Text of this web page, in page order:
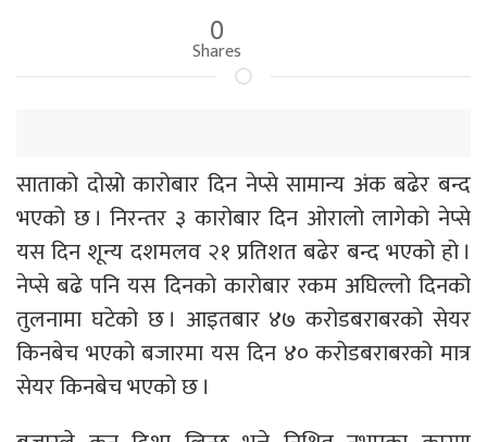
0
Shares
साताको दोस्रो कारोबार दिन नेप्से सामान्य अंक बढेर बन्द
भएको छ । निरन्तर ३ कारोबार दिन ओरालो लागेको नेप्से
यस दिन शून्य दशमलव २१ प्रतिशत बढेर बन्द भएको हो ।
नेप्से बढे पनि यस दिनको कारोबार रकम अघिल्लो दिनको
तुलनामा घटेको छ । आइतबार ४७ करोडबराबरको सेयर
किनबेच भएको बजारमा यस दिन ४० करोडबराबरको मात्र
सेयर किनबेच भएको छ ।